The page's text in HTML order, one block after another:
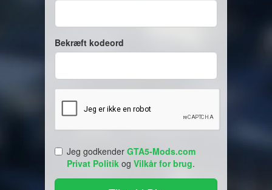
Bekræft kodeord
Jeg godkender GTA5-Mods.com
Privat Politik og Vilkår for brug.